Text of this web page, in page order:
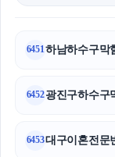
6451하남하수구막
6452광진구하수구
6453대구이혼전문